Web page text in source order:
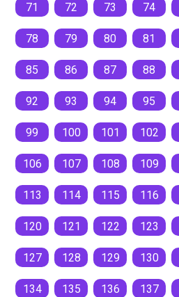
71 72 73 74
78 79 80 81
85 86 87 88
92 93 94 95
99 100 101 102
106 107 108 109
113 114 115 116
120 121 122 123
127 128 129 130
134 135 136 137